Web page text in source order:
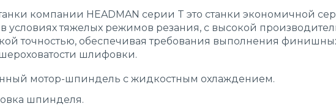
компании HEADMAN серии T это станки экономичной
условиях тяжелых режимов резания, с высокой
точностью, обеспечивая требования выполнения
шлифовки.
мотор-шпиндель с жидкостным охлаждением.
шпинделя.